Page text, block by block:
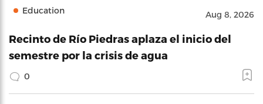
Education Aug 8, 2026
Recinto de Río Piedras aplaza el inicio del
semestre por la crisis de agua
0